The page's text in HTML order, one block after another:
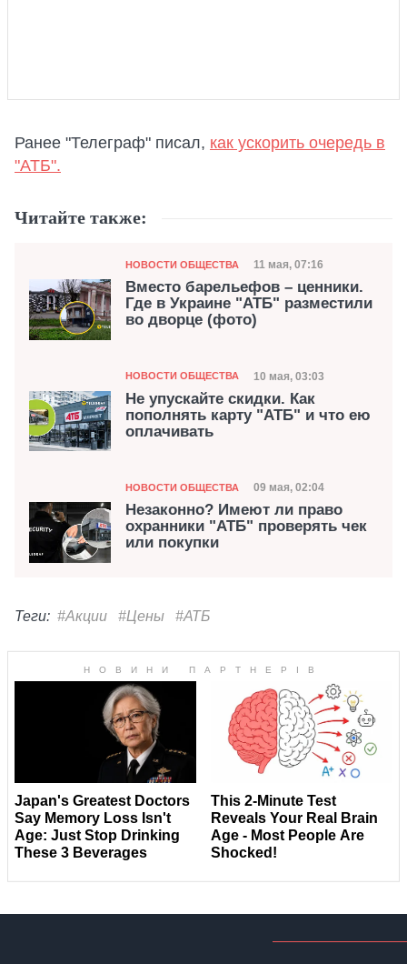
Ранее "Телеграф" писал, как ускорить очередь в
"АТБ".
Читайте также:
Категория
НОВОСТИ ОБЩЕСТВА Дата публикации
11 мая, 07:16
Вместо барельефов – ценники.
Где в Украине "АТБ" разместили
во дворце (фото)
Категория
НОВОСТИ ОБЩЕСТВА Дата публикации
10 мая, 03:03
Не упускайте скидки. Как
пополнять карту "АТБ" и что ею
оплачивать
Категория
НОВОСТИ ОБЩЕСТВА Дата публикации
09 мая, 02:04
Незаконно? Имеют ли право
охранники "АТБ" проверять чек
или покупки
Теги: #Акции #Цены #АТБ